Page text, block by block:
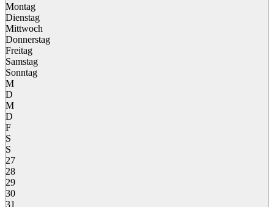
Montag
Dienstag
Mittwoch
Donnerstag
Freitag
Samstag
Sonntag
M
D
M
D
F
S
S
27
28
29
30
31